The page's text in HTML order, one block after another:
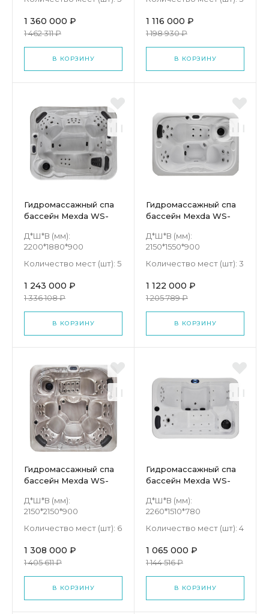
1 360 000 ₽
1 462 311 ₽
В КОРЗИНУ
1 116 000 ₽
1 198 930 ₽
В КОРЗИНУ
Гидромассажный спа
бассейн Mexda WS-
Д*Ш*В (мм):
2200*1880*900
Количество мест (шт): 5
1 243 000 ₽
1 336 108 ₽
В КОРЗИНУ
Гидромассажный спа
бассейн Mexda WS-
Д*Ш*В (мм):
2150*1550*900
Количество мест (шт): 3
1 122 000 ₽
1 205 789 ₽
В КОРЗИНУ
Гидромассажный спа
бассейн Mexda WS-
Д*Ш*В (мм):
2150*2150*900
Количество мест (шт): 6
1 308 000 ₽
1 405 611 ₽
В КОРЗИНУ
Гидромассажный спа
бассейн Mexda WS-
Д*Ш*В (мм):
2260*1510*780
Количество мест (шт): 4
1 065 000 ₽
1 144 516 ₽
В КОРЗИНУ